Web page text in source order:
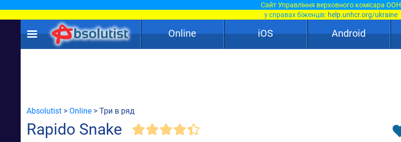
Сайт Управління верховного комісара ООН
у справах біженців: help.unhcr.org/ukraine
Online iOS Android
Absolutist > Online > Три в ряд
Rapido Snake